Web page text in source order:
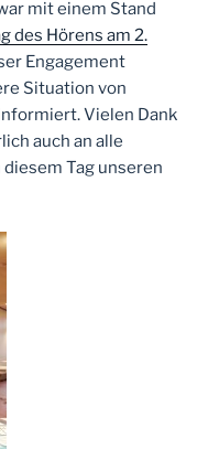
mit einem Stand
des Hörens am 2.
Engagement
Situation von
Vielen Dank
auch an alle
Tag unseren